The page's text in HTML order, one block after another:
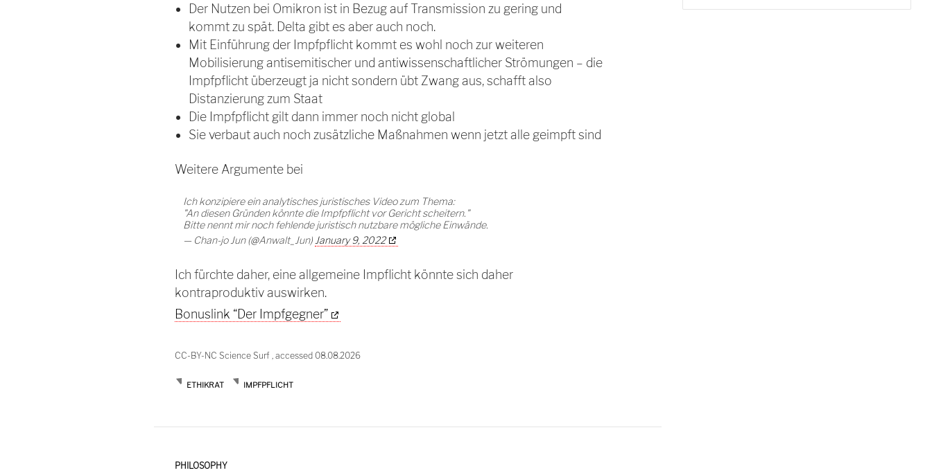
Der Nutzen bei Omikron ist in Bezug auf Transmission zu gering und
kommt zu spät. Delta gibt es aber auch noch.
Mit Einführung der Impfpflicht kommt es wohl noch zur weiteren
Mobilisierung antisemitischer und antiwissenschaftlicher Strömungen – die
Impfpflicht überzeugt ja nicht sondern übt Zwang aus, schafft also
Distanzierung zum Staat
Die Impfpflicht gilt dann immer noch nicht global
Sie verbaut auch noch zusätzliche Maßnahmen wenn jetzt alle geimpft sind
Weitere Argumente bei
Ich konzipiere ein analytisches juristisches Video zum Thema:
"An diesen Gründen könnte die Impfpflicht vor Gericht scheitern."
Bitte nennt mir noch fehlende juristisch nutzbare mögliche Einwände.
— Chan-jo Jun (@Anwalt_Jun) January 9, 2022
Ich fürchte daher, eine allgemeine Impflicht könnte sich daher
kontraproduktiv auswirken.
Bonuslink “Der Impfgegner”
CC-BY-NC Science Surf , accessed 08.08.2026
ETHIKRAT IMPFPFLICHT
PHILOSOPHY